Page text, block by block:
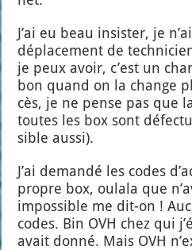
J’ai eu beau insis­ter, je
dépla­ce­ment de
je peux avoir, c’est un
bon quand on la change
cès, je ne pense pas que
toutes les box sont
sible aus­si).
J’ai deman­dé les codes
propre box, oula­la que
impos­sible me dit-on !
codes. Bin OVH chez qui
avait don­né. Mais OVH